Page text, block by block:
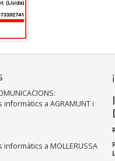
a AGRAMUNT i
a MOLLERUSSA